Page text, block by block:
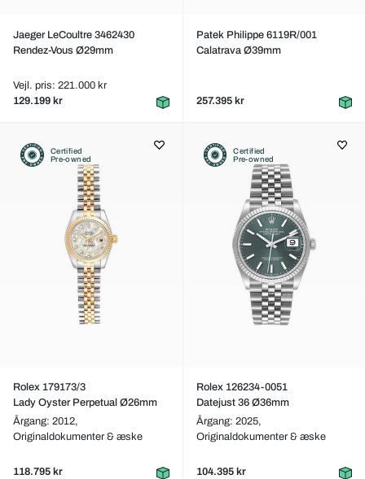
Jaeger LeCoultre 3462430
Rendez-Vous Ø29mm
Vejl. pris: 221.000 kr
129.199 kr
Patek Philippe 6119R/001
Calatrava Ø39mm
257.395 kr
Certified
Pre-owned
Rolex 179173/3
Lady Oyster Perpetual Ø26mm
Årgang: 2012,
Originaldokumenter & æske
118.795 kr
Certified
Pre-owned
Rolex 126234-0051
Datejust 36 Ø36mm
Årgang: 2025,
Originaldokumenter & æske
104.395 kr